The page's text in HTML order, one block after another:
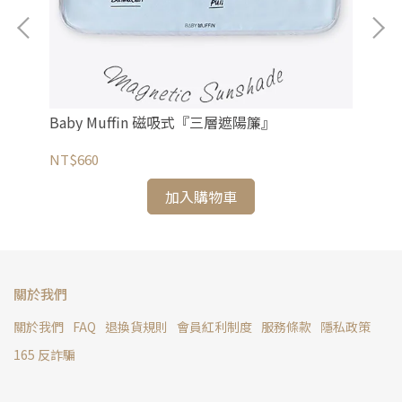
Baby Muffin 磁吸式『三層遮陽簾』
NT$660
加入購物車
關於我們
關於我們 FAQ 退換貨規則 會員紅利制度 服務條款 隱私政策
165 反詐騙